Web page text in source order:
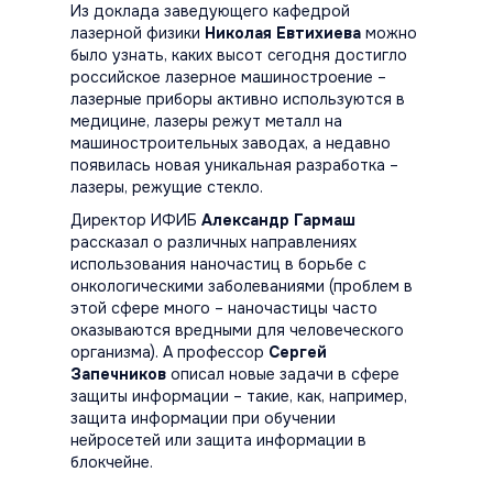
Из доклада заведующего кафедрой
лазерной физики Николая Евтихиева можно
было узнать, каких высот сегодня достигло
российское лазерное машиностроение –
лазерные приборы активно используются в
медицине, лазеры режут металл на
машиностроительных заводах, а недавно
появилась новая уникальная разработка –
лазеры, режущие стекло.
Директор ИФИБ Александр Гармаш
рассказал о различных направлениях
использования наночастиц в борьбе с
онкологическими заболеваниями (проблем в
этой сфере много – наночастицы часто
оказываются вредными для человеческого
организма). А профессор Сергей
Запечников описал новые задачи в сфере
защиты информации – такие, как, например,
защита информации при обучении
нейросетей или защита информации в
блокчейне.